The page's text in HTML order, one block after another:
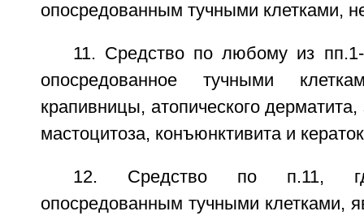
опосредованным тучными клетками,
11. Средство по любому из
опосредованное тучными
крапивницы, атопического
мастоцитоза, конъюнктивита и
12. Средство по п.11,
опосредованным тучными клетками,